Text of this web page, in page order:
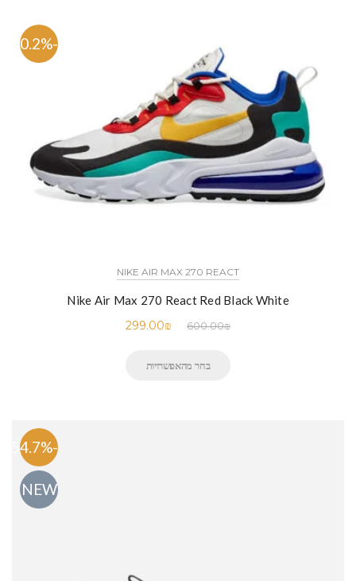
-50.2%
NIKE AIR MAX 270 REACT
Nike Air Max 270 React Red Black White
600.00₪
299.00₪
בחר מהאפשרויות
-54.7%
NEW